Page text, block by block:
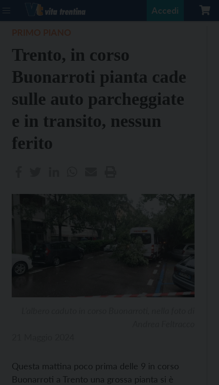
Accedi
Trento, in corso
Buonarroti pianta cade
sulle auto parcheggiate
e in transito, nessun
ferito
Questa mattina poco prima delle 9 in corso
Buonarroti a Trento una grossa pianta si è